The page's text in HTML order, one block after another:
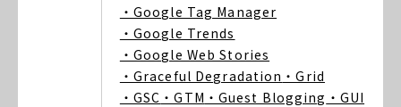
・Google Tag Manager
・Google Trends
・Google Web Stories
・Graceful Degradation ・Grid
・GSC ・GTM ・Guest Blogging ・GUI